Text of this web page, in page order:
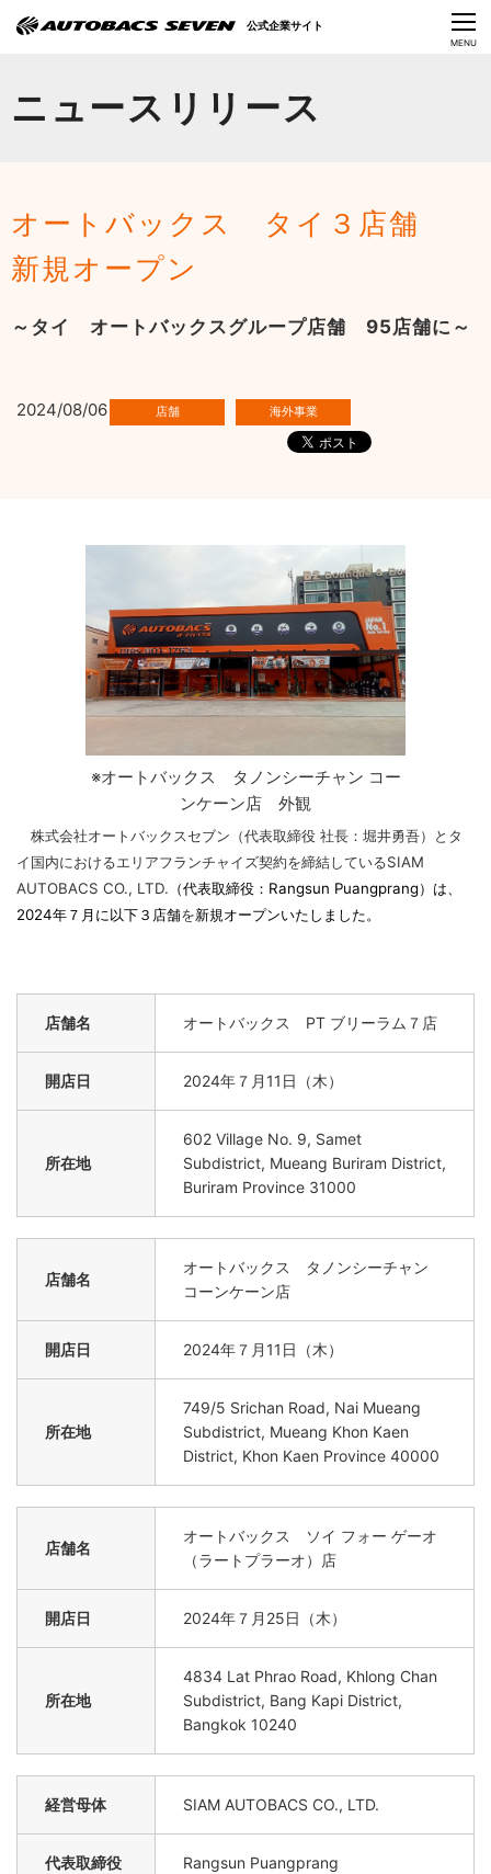
CLOSE
MENU
ニュースリリース
オートバックス タイ３店舗
新規オープン
～タイ オートバックスグループ店舗 95店舗に～
2024/08/06
※オートバックス タノンシーチャン コー
ンケーン店 外観
株式会社オートバックスセブン（代表取締役 社長：堀井勇吾）とタ
イ国内におけるエリアフランチャイズ契約を締結しているSIAM
AUTOBACS CO., LTD. （代表取締役：Rangsun Puangprang）は、
2024年７月に以下３店舗を新規オープンいたしました。
店舗名 オートバックス PT ブリーラム７店
開店日 2024年７月11日（木）
所在地
602 Village No. 9, Samet
Subdistrict, Mueang Buriram District,
Buriram Province 31000
店舗名
オートバックス タノンシーチャン
コーンケーン店
開店日 2024年７月11日（木）
所在地
749/5 Srichan Road, Nai Mueang
Subdistrict, Mueang Khon Kaen
District, Khon Kaen Province 40000
店舗名
オートバックス ソイ フォー ゲーオ
（ラートプラーオ）店
開店日 2024年７月25日（木）
所在地
4834 Lat Phrao Road, Khlong Chan
Subdistrict, Bang Kapi District,
Bangkok 10240
経営母体 SIAM AUTOBACS CO., LTD.
代表取締役 Rangsun Puangprang
公式企業サイト
サステナビリティ
Language